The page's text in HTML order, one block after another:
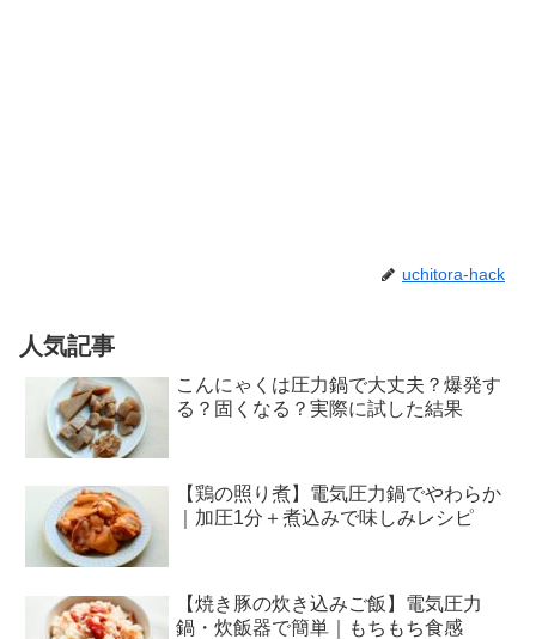
uchitora-hack
人気記事
こんにゃくは圧力鍋で大丈夫？爆発す
る？固くなる？実際に試した結果
【鶏の照り煮】電気圧力鍋でやわらか
｜加圧1分＋煮込みで味しみレシピ
【焼き豚の炊き込みご飯】電気圧力
鍋・炊飯器で簡単｜もちもち食感